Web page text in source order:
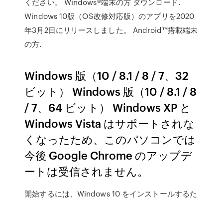
Windows 10版（OS改修対応版）のアプリを2020
年3月2日にリリースしました。 Android™搭載端末
の方.
Windows 版（10 / 8.1 / 8 / 7、32
ビット） Windows 版（10 / 8.1 / 8
/ 7、64 ビット） Windows XP と
Windows Vista はサポートされな
くなったため、このパソコンでは
今後 Google Chrome のアップデ
ートは受信されません。
開始するには、Windows 10 をインストールするた